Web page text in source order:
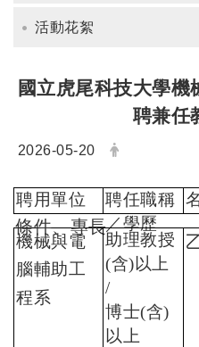
活動花絮
國立虎尾科技大學
聘兼任
日期：
2026-05-20 發布者：
聘用單位
聘任職稱
／學歷
條件、專長
機械與電
腦輔助工
程系
助理教授
(含)以上
/
博士(含)
以上